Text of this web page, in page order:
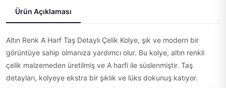
Ürün Açıklaması
Altın Renk A Harf Taş Detaylı Çelik Kolye, şık ve modern bir
görüntüye sahip olmanıza yardımcı olur. Bu kolye, altın renkli
çelik malzemeden üretilmiş ve A harfi ile süslenmiştir. Taş
detayları, kolyeye ekstra bir şıklık ve lüks dokunuş katıyor.